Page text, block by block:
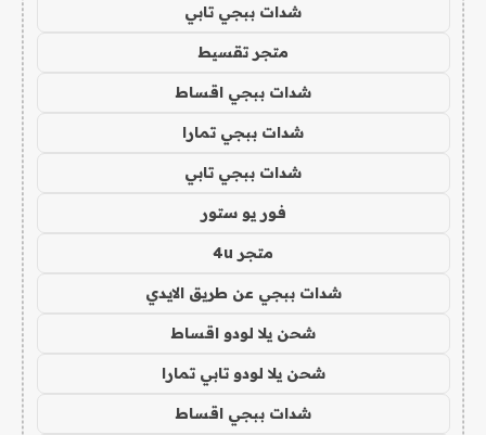
شدات ببجي تابي
متجر تقسيط
شدات ببجي اقساط
شدات ببجي تمارا
شدات ببجي تابي
فور يو ستور
متجر 4u
شدات ببجي عن طريق الايدي
شحن يلا لودو اقساط
شحن يلا لودو تابي تمارا
شدات ببجي اقساط